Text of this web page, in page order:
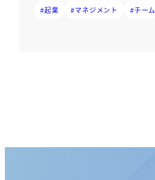
#起業
#マネジメント #チーム